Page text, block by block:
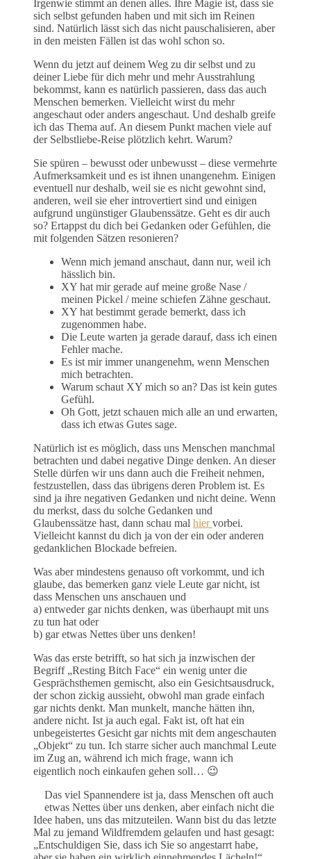
Irgenwie stimmt an denen alles. Ihre Magie ist, dass sie
sich selbst gefunden haben und mit sich im Reinen
sind. Natürlich lässt sich das nicht pauschalisieren, aber
in den meisten Fällen ist das wohl schon so.
Wenn du jetzt auf deinem Weg zu dir selbst und zu
deiner Liebe für dich mehr und mehr Ausstrahlung
bekommst, kann es natürlich passieren, dass das auch
Menschen bemerken. Vielleicht wirst du mehr
angeschaut oder anders angeschaut. Und deshalb greife
ich das Thema auf. An diesem Punkt machen viele auf
der Selbstliebe-Reise plötzlich kehrt. Warum?
Sie spüren – bewusst oder unbewusst – diese vermehrte
Aufmerksamkeit und es ist ihnen unangenehm. Einigen
eventuell nur deshalb, weil sie es nicht gewohnt sind,
anderen, weil sie eher introvertiert sind und einigen
aufgrund ungünstiger Glaubenssätze. Geht es dir auch
so? Ertappst du dich bei Gedanken oder Gefühlen, die
mit folgenden Sätzen resonieren?
Wenn mich jemand anschaut, dann nur, weil ich
hässlich bin.
XY hat mir gerade auf meine große Nase /
meinen Pickel / meine schiefen Zähne geschaut.
XY hat bestimmt gerade bemerkt, dass ich
zugenommen habe.
Die Leute warten ja gerade darauf, dass ich einen
Fehler mache.
Es ist mir immer unangenehm, wenn Menschen
mich betrachten.
Warum schaut XY mich so an? Das ist kein gutes
Gefühl.
Oh Gott, jetzt schauen mich alle an und erwarten,
dass ich etwas Gutes sage.
Natürlich ist es möglich, dass uns Menschen manchmal
betrachten und dabei negative Dinge denken. An dieser
Stelle dürfen wir uns dann auch die Freiheit nehmen,
festzustellen, dass das übrigens deren Problem ist. Es
sind ja ihre negativen Gedanken und nicht deine. Wenn
du merkst, dass du solche Gedanken und
Glaubenssätze hast, dann schau mal hiervorbei.
Vielleicht kannst du dich ja von der ein oder anderen
gedanklichen Blockade befreien.
Was aber mindestens genauso oft vorkommt, und ich
glaube, das bemerken ganz viele Leute gar nicht, ist
dass Menschen uns anschauen und
a) entweder gar nichts denken, was überhaupt mit uns
zu tun hat oder
b) gar etwas Nettes über uns denken!
Was das erste betrifft, so hat sich ja inzwischen der
Begriff „Resting Bitch Face“ ein wenig unter die
Gesprächsthemen gemischt, also ein Gesichtsausdruck,
der schon zickig aussieht, obwohl man grade einfach
gar nichts denkt. Man munkelt, manche hätten ihn,
andere nicht. Ist ja auch egal. Fakt ist, oft hat ein
unbegeistertes Gesicht gar nichts mit dem angeschauten
„Objekt“ zu tun. Ich starre sicher auch manchmal Leute
im Zug an, während ich mich frage, wann ich
eigentlich noch einkaufen gehen soll… 😉
Das viel Spannendere ist ja, dass Menschen oft auch
etwas Nettes über uns denken, aber einfach nicht die
Idee haben, uns das mitzuteilen. Wann bist du das letzte
Mal zu jemand Wildfremdem gelaufen und hast gesagt:
„Entschuldigen Sie, dass ich Sie so angestarrt habe,